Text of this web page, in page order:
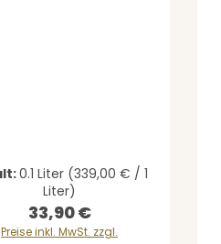
0.1 Liter (339,00 € / 1
Liter)
Regulärer Preis:
33,90 €
Preise inkl. MwSt. zzgl.